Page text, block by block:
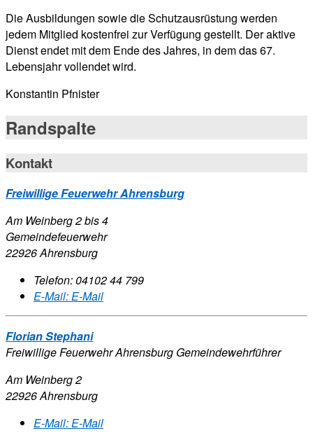
Die Ausbildungen sowie die Schutzausrüstung werden
jedem Mitglied kostenfrei zur Verfügung gestellt. Der aktive
Dienst endet mit dem Ende des Jahres, in dem das 67.
Lebensjahr vollendet wird.
Konstantin Pfnister
Randspalte
Kontakt
Freiwillige Feuerwehr Ahrensburg
Am Weinberg 2 bis 4
Gemeindefeuerwehr
22926 Ahrensburg
Telefon:04102 44 799
E-Mail:E-Mail
Florian Stephani
Freiwillige Feuerwehr Ahrensburg Gemeindewehrführer
Am Weinberg 2
22926 Ahrensburg
E-Mail:E-Mail